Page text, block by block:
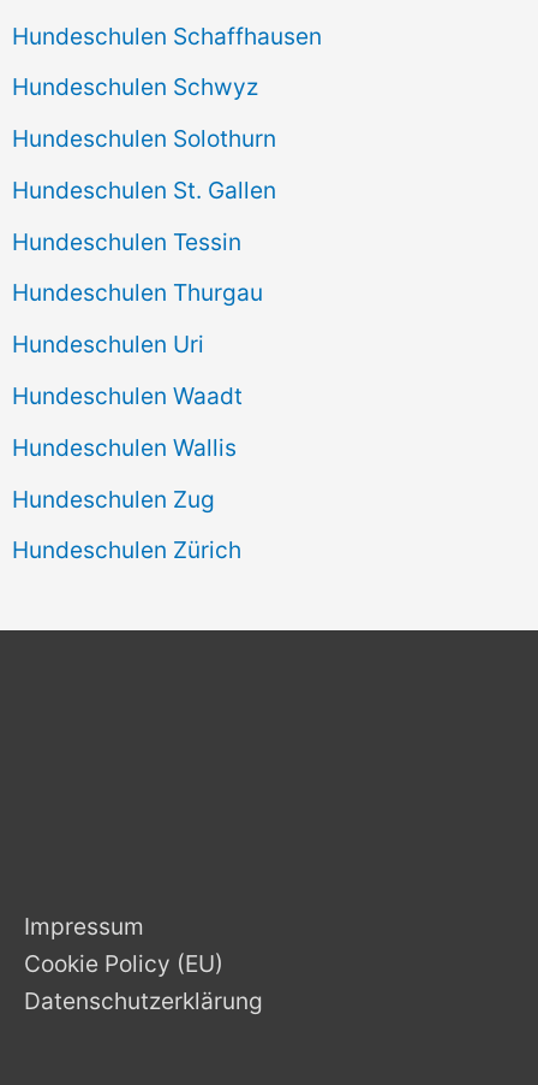
Hundeschulen Schaffhausen
Hundeschulen Schwyz
Hundeschulen Solothurn
Hundeschulen St. Gallen
Hundeschulen Tessin
Hundeschulen Thurgau
Hundeschulen Uri
Hundeschulen Waadt
Hundeschulen Wallis
Hundeschulen Zug
Hundeschulen Zürich
Impressum
Cookie Policy (EU)
Datenschutzerklärung